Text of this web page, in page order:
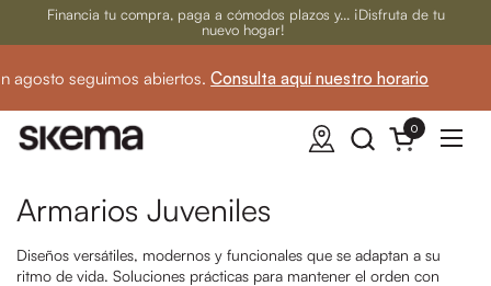
Ir al contenido
Financia tu compra, paga a cómodos plazos y... ¡Disfruta de tu
nuevo hogar!
seguimos abiertos.Consulta aquí nuestro horario
Abrir carrito
0
Abrir
Armarios Juveniles
Diseños versátiles, modernos y funcionales que se adaptan a su
ritmo de vida. Soluciones prácticas para mantener el orden con